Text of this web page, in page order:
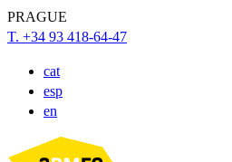
PRAGUE
T. +34 93 418-64-47
cat
esp
en